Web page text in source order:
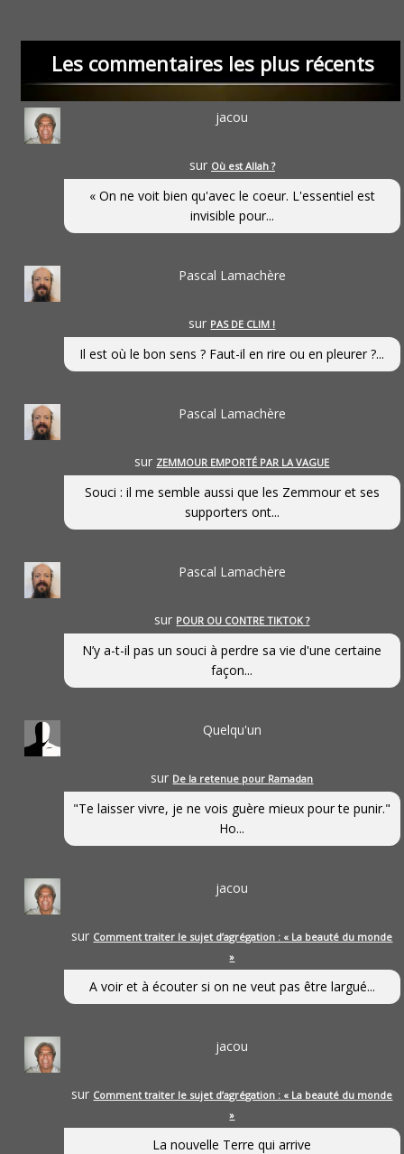
Les commentaires les plus récents
jacou
sur Où est Allah ?
« On ne voit bien qu'avec le coeur. L'essentiel est
invisible pour...
Pascal Lamachère
sur PAS DE CLIM !
Il est où le bon sens ? Faut-il en rire ou en pleurer ?...
Pascal Lamachère
sur ZEMMOUR EMPORTÉ PAR LA VAGUE
Souci : il me semble aussi que les Zemmour et ses
supporters ont...
Pascal Lamachère
sur POUR OU CONTRE TIKTOK ?
N’y a-t-il pas un souci à perdre sa vie d'une certaine
façon...
Quelqu'un
sur De la retenue pour Ramadan
"Te laisser vivre, je ne vois guère mieux pour te punir."
Ho...
jacou
sur Comment traiter le sujet d’agrégation : « La beauté du monde
»
A voir et à écouter si on ne veut pas être largué...
jacou
sur Comment traiter le sujet d’agrégation : « La beauté du monde
»
La nouvelle Terre qui arrive